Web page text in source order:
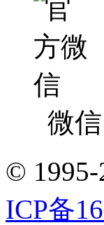
微
©
ICP备